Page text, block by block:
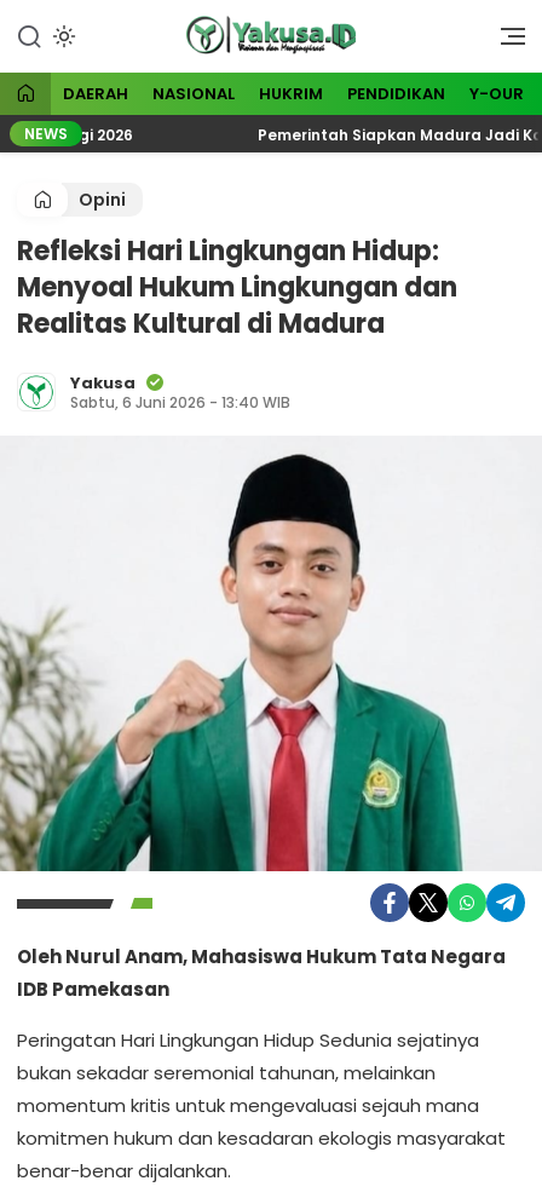
konten
Yakusa
Visioner dan Menginspirasi
DAERAH NASIONAL HUKRIM PENDIDIKAN Y-OUR
NEWS2026 Pemerintah Siapkan Madura Jadi
Opini
Refleksi Hari Lingkungan Hidup:
Menyoal Hukum Lingkungan dan
Realitas Kultural di Madura
Yakusa
Sabtu, 6 Juni 2026 - 13:40 WIB
Oleh Nurul Anam, Mahasiswa Hukum Tata Negara
IDB Pamekasan
Peringatan Hari Lingkungan Hidup Sedunia sejatinya
bukan sekadar seremonial tahunan, melainkan
momentum kritis untuk mengevaluasi sejauh mana
komitmen hukum dan kesadaran ekologis masyarakat
benar-benar dijalankan.